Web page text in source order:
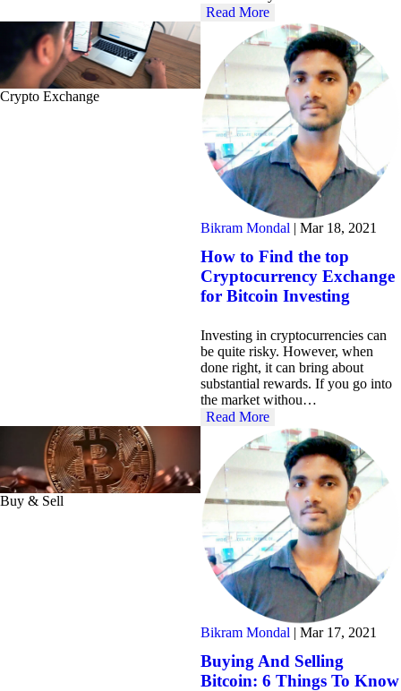
Read More
Crypto Exchange
Bikram Mondal | Mar 18, 2021
How to Find the top
Cryptocurrency Exchange
for Bitcoin Investing
Investing in cryptocurrencies can
be quite risky. However, when
done right, it can bring about
substantial rewards. If you go into
the market withou…
Read More
Buy & Sell
Bikram Mondal | Mar 17, 2021
Buying And Selling
Bitcoin: 6 Things To Know